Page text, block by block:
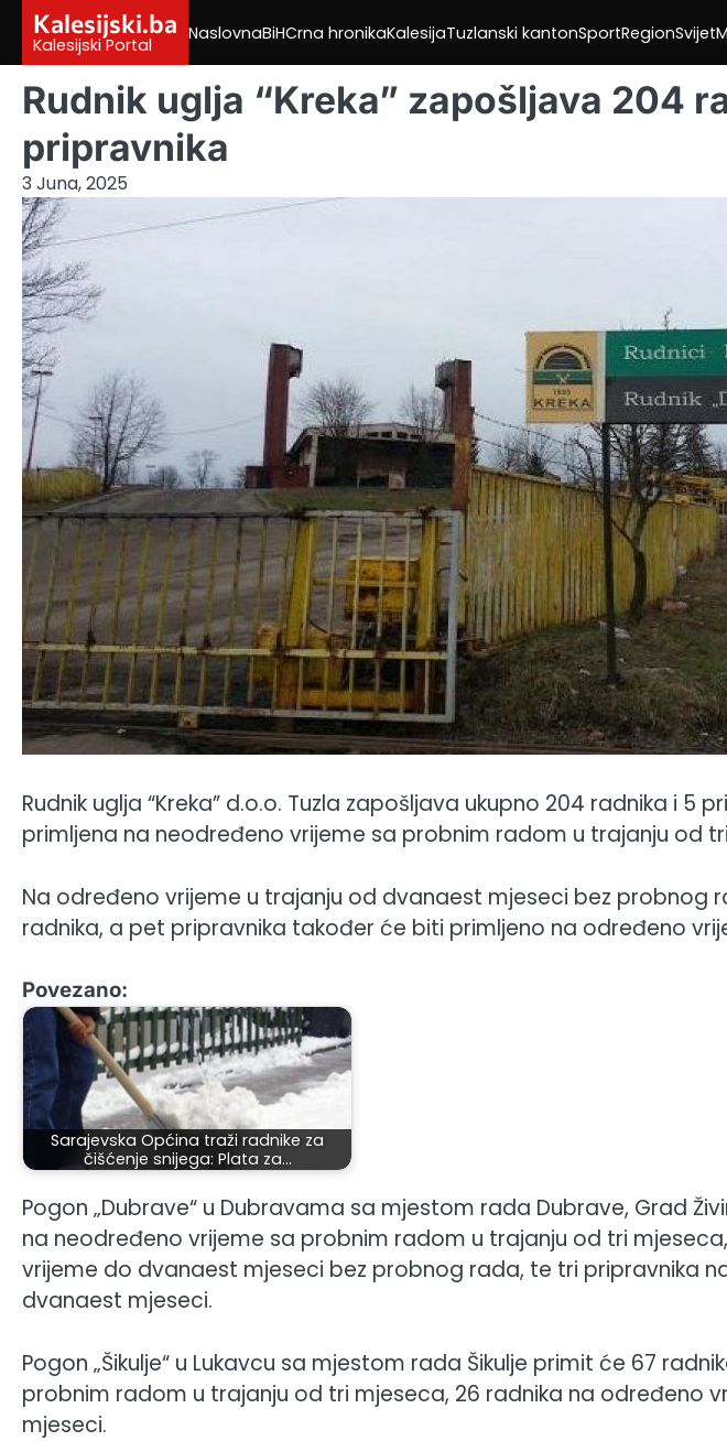
content
Kalesijski.ba
Kalesijski Portal
NaslovnaBiHCrna hronikaKalesijaTuzlanski kantonSportRegionSvijet
Rudnik uglja “Kreka” zapošljava 204
pripravnika
3 Juna, 2025
Rudnik uglja “Kreka” d.o.o. Tuzla zapošljava ukupno 204 radnika i 5
primljena na neodređeno vrijeme sa probnim radom u trajanju od
Na određeno vrijeme u trajanju od dvanaest mjeseci bez probnog
radnika, a pet pripravnika također će biti primljeno na određeno
Povezano:
Sarajevska Općina traži radnike za
čišćenje snijega: Plata za…
Pogon „Dubrave“ u Dubravama sa mjestom rada Dubrave, Grad
na neodređeno vrijeme sa probnim radom u trajanju od tri
vrijeme do dvanaest mjeseci bez probnog rada, te tri pripravnika
dvanaest mjeseci.
Pogon „Šikulje“ u Lukavcu sa mjestom rada Šikulje primit će 67
probnim radom u trajanju od tri mjeseca, 26 radnika na određeno
mjeseci.